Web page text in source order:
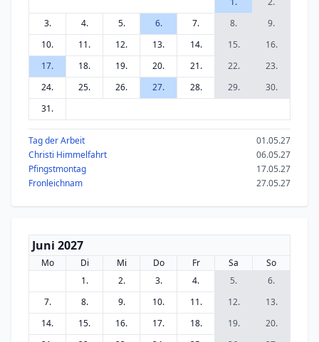
3.
4. 5. 6. 7. 8.
9.
10.
11. 12. 13. 14. 15.
16.
17.
18. 19. 20. 21. 22.
23.
24.
25. 26. 27. 28. 29.
30.
31.
Tag der Arbeit
01.05.27
Christi Himmelfahrt
06.05.27
Pfingstmontag
17.05.27
Fronleichnam
27.05.27
Juni 2027
Mo Di Mi Do Fr Sa
So
1.
2. 3. 4. 5.
6.
7.
8. 9. 10. 11. 12.
13.
14.
15. 16. 17. 18. 19.
20.